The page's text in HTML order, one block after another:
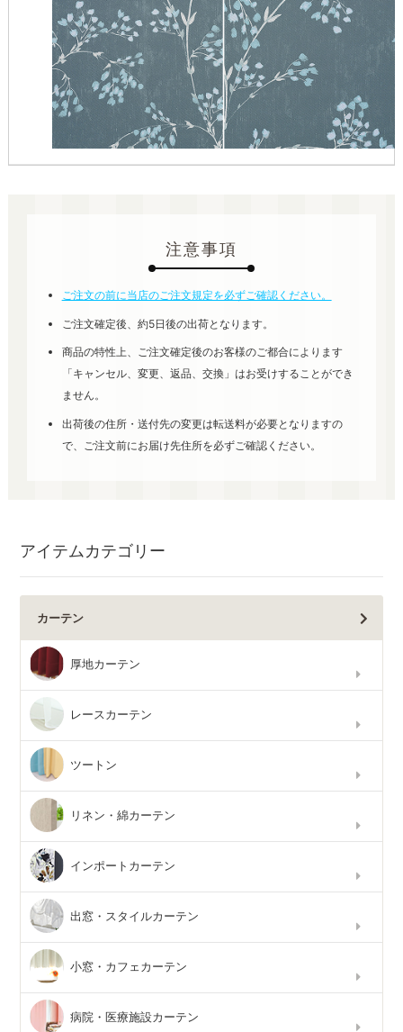
注意事項
ご注文の前に当店のご注文規定を必ずご確認ください。
ご注文確定後、約5日後の出荷となります。
商品の特性上、ご注文確定後のお客様のご都合によります
「キャンセル、変更、返品、交換」はお受けすることができ
ません。
出荷後の住所・送付先の変更は転送料が必要となりますの
で、ご注文前にお届け先住所を必ずご確認ください。
アイテムカテゴリー
カーテン
厚地カーテン
レースカーテン
ツートン
リネン・綿カーテン
インポートカーテン
出窓・スタイルカーテン
小窓・カフェカーテン
病院・医療施設カーテン